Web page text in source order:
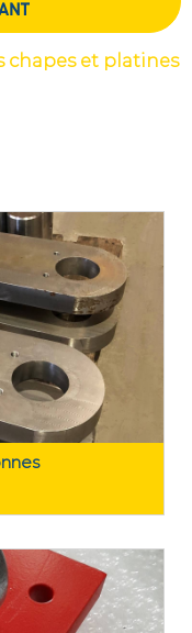
chapes et platines